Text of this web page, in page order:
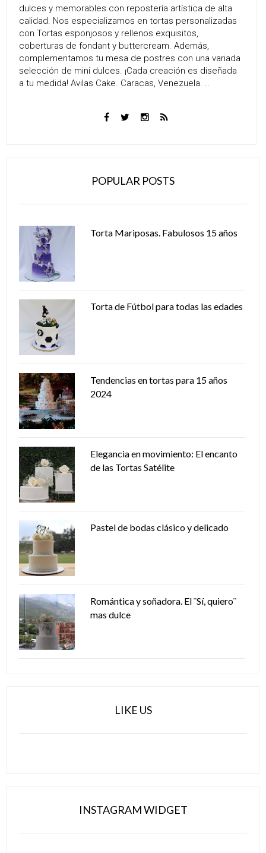
dulces y memorables con repostería artística de alta
calidad. Nos especializamos en tortas personalizadas
con Tortas esponjosos y rellenos exquisitos,
coberturas de fondant y buttercream. Además,
complementamos tu mesa de postres con una variada
selección de mini dulces. ¡Cada creación es diseñada
a tu medida! Avilas Cake. Caracas, Venezuela. ..
POPULAR POSTS
Torta Mariposas. Fabulosos 15 años
Torta de Fútbol para todas las edades
Tendencias en tortas para 15 años
2024
Elegancia en movimiento: El encanto
de las Tortas Satélite
Pastel de bodas clásico y delicado
Romántica y soñadora. El ¨Sí, quiero¨
mas dulce
LIKE US
INSTAGRAM WIDGET